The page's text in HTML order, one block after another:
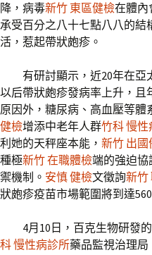
降，病毒新竹 東區健檢在體內
承受百分之八十七點八八的
活，惹起帶狀皰疹。
有研討顯示，近20年在亞
以后帶狀皰疹發病率上升，
原因外，糖尿病、高血壓等體
健檢增添中老年人群竹科 慢性
利她的天秤座本能， 新竹 出國
種極新竹 在職體檢端的強迫協
禦機制。 安慎 健檢文徵詢新竹
狀皰疹疫苗市場範圍將到達
4月10日，百克生物研發
科 慢性病診所藥品監視治理局